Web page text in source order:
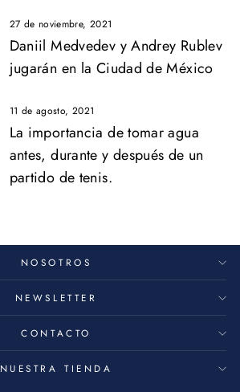
27 de noviembre, 2021
Daniil Medvedev y Andrey Rublev
jugarán en la Ciudad de México
11 de agosto, 2021
La importancia de tomar agua
antes, durante y después de un
partido de tenis.
NOSOTROS
NEWSLETTER
CONTACTO
NUESTRA TIENDA